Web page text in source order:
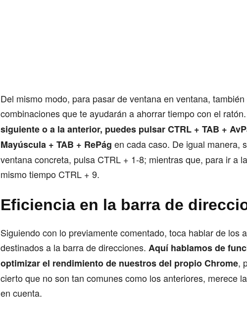
Del mismo modo, para pasar de ventana en ventana,
combinaciones que te ayudarán a ahorrar tiempo con el
siguiente o a la anterior, puedes pulsar CTRL + TAB +
Mayúscula + TAB + RePág en cada caso. De igual manera,
ventana concreta, pulsa CTRL + 1-8; mientras que, para ir a
mismo tiempo CTRL + 9.
Eficiencia en la barra de
Siguiendo con lo previamente comentado, toca hablar de los
destinados a la barra de direcciones. Aquí hablamos de
optimizar el rendimiento de nuestros del propio Chrome,
cierto que no son tan comunes como los anteriores, merece
en cuenta.